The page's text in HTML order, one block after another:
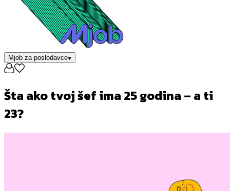
Mjob za poslodavce
Šta ako tvoj šef ima 25 godina – a ti
23?